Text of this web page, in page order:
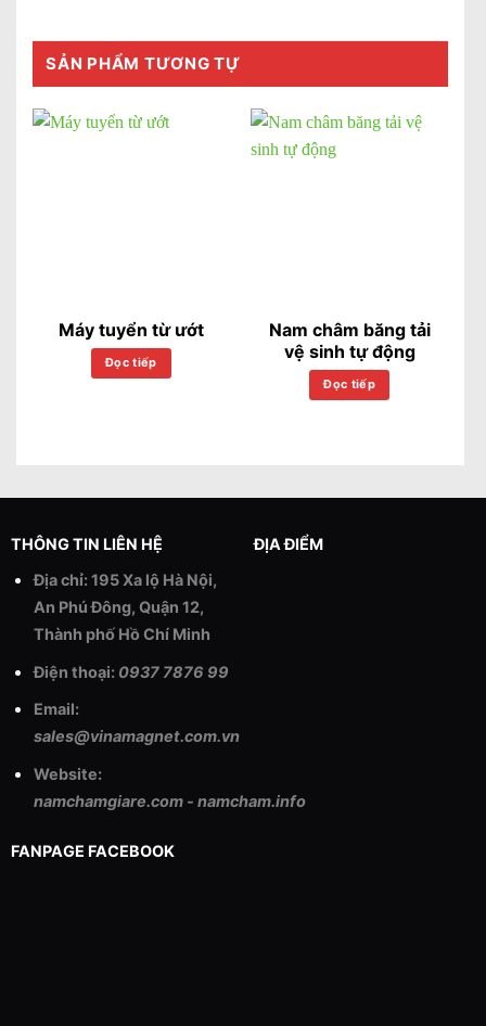
SẢN PHẨM TƯƠNG TỰ
Máy tuyển từ ướt
Đọc tiếp
Nam châm băng tải
vệ sinh tự động
Đọc tiếp
THÔNG TIN LIÊN HỆ
Địa chỉ: 195 Xa lộ Hà Nội,
An Phú Đông, Quận 12,
Thành phố Hồ Chí Minh
Điện thoại: 0937 7876 99
Email:
sales@vinamagnet.com.vn
Website:
namchamgiare.com- namcham.info
ĐỊA ĐIỂM
FANPAGE FACEBOOK